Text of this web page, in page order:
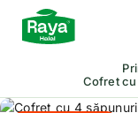
Cofret cu